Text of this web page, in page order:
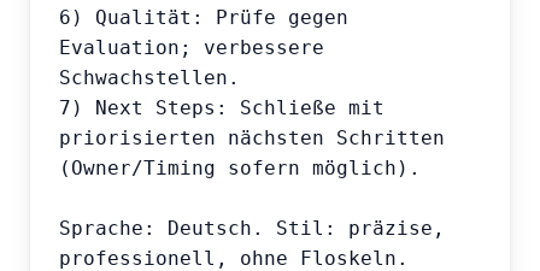
6) Qualität: Prüfe gegen
Evaluation; verbessere
Schwachstellen.
7) Next Steps: Schließe mit
priorisierten nächsten Schritten
(Owner/Timing sofern möglich).
Sprache: Deutsch. Stil: präzise,
professionell, ohne Floskeln.